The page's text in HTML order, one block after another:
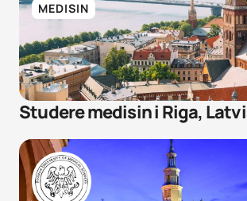
MEDISIN
Studere medisin i Riga,